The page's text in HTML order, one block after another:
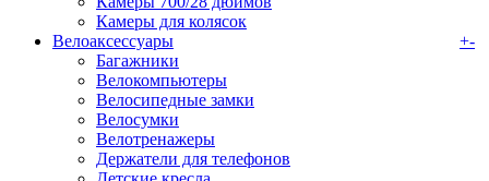
Камеры для колясок
Велоаксессуары
+-
Багажники
Велокомпьютеры
Велосипедные замки
Велосумки
Велотренажеры
Держатели для телефонов